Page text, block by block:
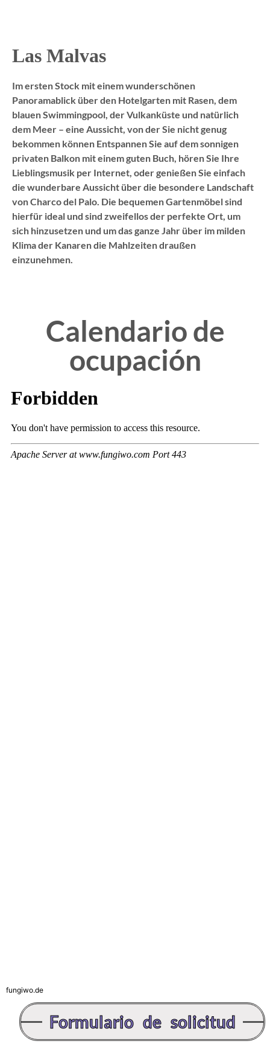
Las Malvas
Im ersten Stock mit einem wunderschönen
Panoramablick über den Hotelgarten mit Rasen, dem
blauen Swimmingpool, der Vulkanküste und natürlich
dem Meer – eine Aussicht, von der Sie nicht genug
bekommen können Entspannen Sie auf dem sonnigen
privaten Balkon mit einem guten Buch, hören Sie Ihre
Lieblingsmusik per Internet, oder genießen Sie einfach
die wunderbare Aussicht über die besondere Landschaft
von Charco del Palo. Die bequemen Gartenmöbel sind
hierfür ideal und sind zweifellos der perfekte Ort, um
sich hinzusetzen und um das ganze Jahr über im milden
Klima der Kanaren die Mahlzeiten draußen
einzunehmen.
Calendario de
ocupación
fungiwo.de
Formulario de solicitud